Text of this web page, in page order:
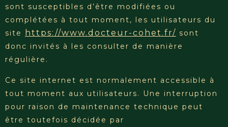
sont susceptibles d’être modifiées ou
complétées à tout moment, les utilisateurs du
site
https://www.docteur-cohet.fr/ sont
donc invités à les consulter de manière
régulière.
Ce site internet est normalement accessible à
tout moment aux utilisateurs. Une interruption
pour raison de maintenance technique peut
être toutefois décidée par